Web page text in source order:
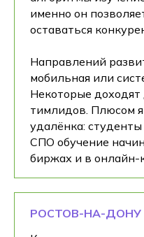
именно он
оставаться
Направлений
мобильная или
Некоторые
тимлидов. Плюсом
удалёнка:
СПО обучение
биржах и в онлайн-
РОСТОВ-НА-ДОНУ